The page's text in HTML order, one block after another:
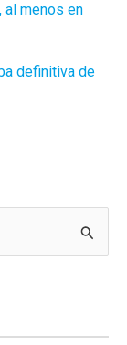
al menos en
definitiva de